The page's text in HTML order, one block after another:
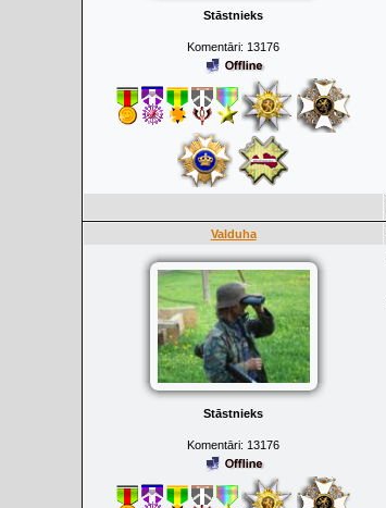
Stāstnieks
Komentāri: 13176
Valduha
Stāstnieks
Komentāri: 13176